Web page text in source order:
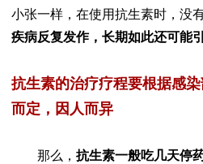
小张一样，在使用抗生素时，没
疾病反复发作，长期如此还可能引
抗生素的治疗疗程要根据感
而定，因人而异
那么， 抗生素一般吃几天停